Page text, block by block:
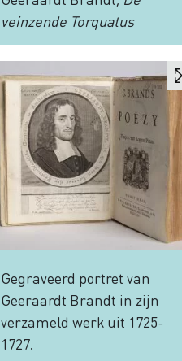
veinzende Torquatus
Gegraveerd portret van
Geeraardt Brandt in zijn
verzameld werk uit 1725-
1727.